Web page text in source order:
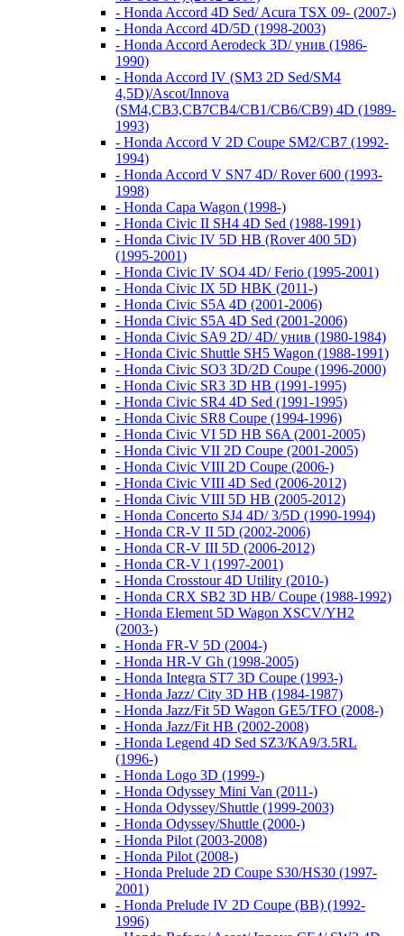
- Honda Accord 4D Sed/ Acura TSX 09- (2007-)
- Honda Accord 4D/5D (1998-2003)
- Honda Accord Aerodeck 3D/ унив (1986-
1990)
- Honda Accord IV (SM3 2D Sed/SM4
4,5D)/Ascot/Innova
(SM4,CB3,CB7CB4/CB1/CB6/CB9) 4D (1989-
1993)
- Honda Accord V 2D Coupe SM2/CB7 (1992-
1994)
- Honda Accord V SN7 4D/ Rover 600 (1993-
1998)
- Honda Capa Wagon (1998-)
- Honda Civic II SH4 4D Sed (1988-1991)
- Honda Civic IV 5D HB (Rover 400 5D)
(1995-2001)
- Honda Civic IV SO4 4D/ Ferio (1995-2001)
- Honda Civic IX 5D HBK (2011-)
- Honda Civic S5A 4D (2001-2006)
- Honda Civic S5A 4D Sed (2001-2006)
- Honda Civic SA9 2D/ 4D/ унив (1980-1984)
- Honda Civic Shuttle SH5 Wagon (1988-1991)
- Honda Civic SO3 3D/2D Coupe (1996-2000)
- Honda Civic SR3 3D HB (1991-1995)
- Honda Civic SR4 4D Sed (1991-1995)
- Honda Civic SR8 Coupe (1994-1996)
- Honda Civic VI 5D HB S6A (2001-2005)
- Honda Civic VII 2D Coupe (2001-2005)
- Honda Civic VIII 2D Coupe (2006-)
- Honda Civic VIII 4D Sed (2006-2012)
- Honda Civic VIII 5D HB (2005-2012)
- Honda Concerto SJ4 4D/ 3/5D (1990-1994)
- Honda CR-V II 5D (2002-2006)
- Honda CR-V III 5D (2006-2012)
- Honda CR-V l (1997-2001)
- Honda Crosstour 4D Utility (2010-)
- Honda CRX SB2 3D HB/ Coupe (1988-1992)
- Honda Element 5D Wagon XSCV/YH2
(2003-)
- Honda FR-V 5D (2004-)
- Honda HR-V Gh (1998-2005)
- Honda Integra ST7 3D Coupe (1993-)
- Honda Jazz/ City 3D HB (1984-1987)
- Honda Jazz/Fit 5D Wagon GE5/TFO (2008-)
- Honda Jazz/Fit HB (2002-2008)
- Honda Legend 4D Sed SZ3/KA9/3.5RL
(1996-)
- Honda Logo 3D (1999-)
- Honda Odyssey Mini Van (2011-)
- Honda Odyssey/Shuttle (1999-2003)
- Honda Odyssey/Shuttle (2000-)
- Honda Pilot (2003-2008)
- Honda Pilot (2008-)
- Honda Prelude 2D Coupe S30/HS30 (1997-
2001)
- Honda Prelude IV 2D Coupe (BB) (1992-
1996)